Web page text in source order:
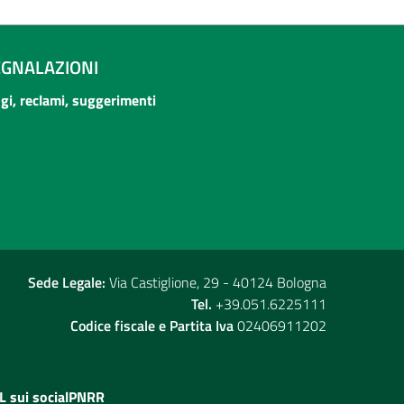
reclami, suggerimenti
Sede Legale: Via Castiglione, 29 - 40124 Bologna
Tel. +39.051.6225111
Codice fiscale e Partita Iva02406911202
sui socialPNRR